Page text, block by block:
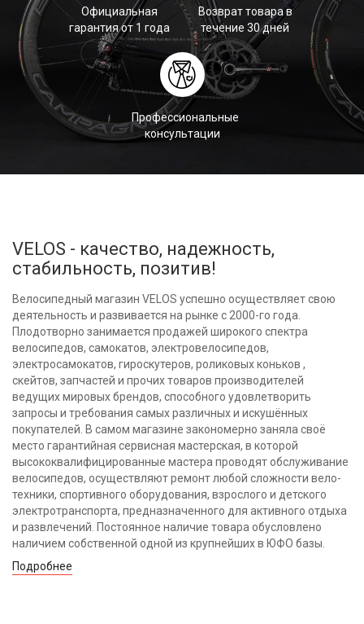
Официальная
гарантия от 1 года
Возврат товара в
течение 30 дней
Профессиональные
консультации
VELOS - качество, надежность,
стабильность, позитив!
Велосипедный магазин VELOS успешно осуществляет свою
деятельность и развивается на рынке с 2000-го года.
Плодотворно занимается продажей широкого спектра
велосипедов, самокатов, электровелосипедов,
электросамокатов, гироскутеров, роликовых коньков ,
скейтов, запчастей и прочих товаров производителей
ведущих мировых брендов, способного удовлетворить
запросы и требования самых различных и искушённых
покупателей. В самом магазине закономерно заняла своё
место гарантийная сервисная мастерская, в которой
высококвалифицированные мастера проводят обслуживание
велосипедов, осуществляют ремонт любой сложности вело-
техники, спортивного оборудования, взрослого и детского
электротранспорта, предназначенного для активного отдыха
и развлечений. Постоянное наличие товара обусловлено
наличием собственной одной из крупнейших в ЮФО базы.
Подробнее